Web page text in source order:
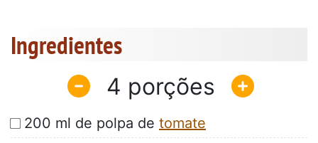
Ingredientes
4
200 ml de polpa de tomate